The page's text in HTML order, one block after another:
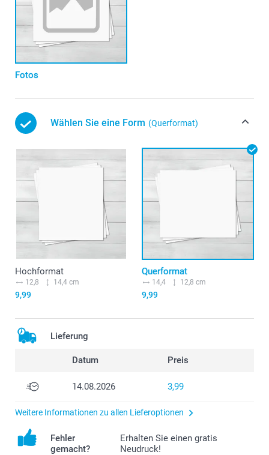
Fotos
Wählen Sie eine Form (Querformat)
Hochformat
12,8 14,4 cm
9,99
Querformat
14,4 12,8 cm
9,99
Lieferung
Datum Preis
14.08.2026 3,99
Weitere Informationen zu allen Lieferoptionen
Fehler
gemacht?
Erhalten Sie einen gratis
Neudruck!